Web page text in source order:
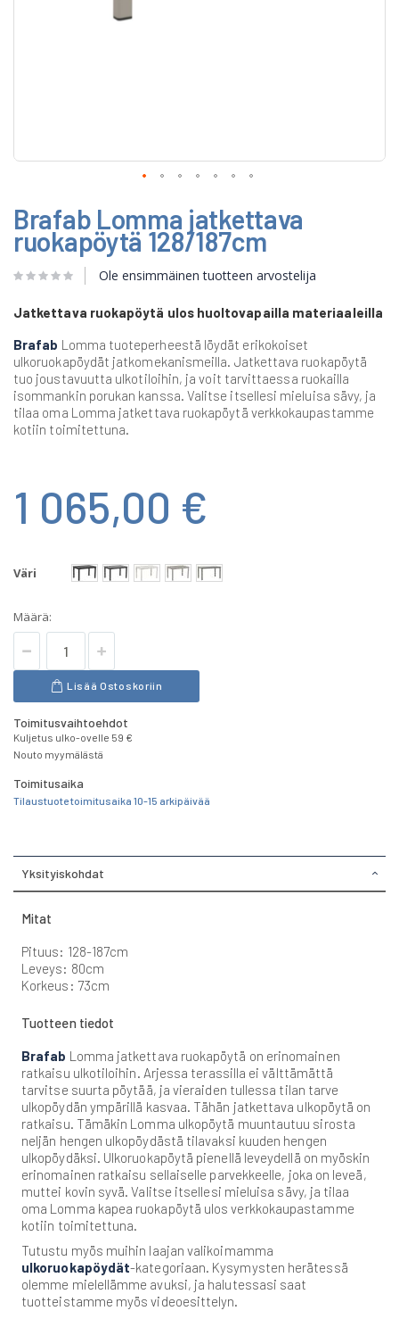
to
the
beginning
the
gallery
Brafab Lomma jatkettava
ruokapöytä 128/187cm
Ole ensimmäinen tuotteen arvostelija
Jatkettava ruokapöytä ulos huoltovapailla materiaaleilla
Brafab Lomma tuoteperheestä löydät erikokoiset
ulkoruokapöydät jatkomekanismeilla. Jatkettava ruokapöytä
tuo joustavuutta ulkotiloihin, ja voit tarvittaessa ruokailla
isommankin porukan kanssa. Valitse itsellesi mieluisa sävy, ja
tilaa oma Lomma jatkettava ruokapöytä verkkokaupastamme
kotiin toimitettuna.
1 065,00 €
Väri
Määrä:
Lisää Ostoskoriin
Toimitusvaihtoehdot
Kuljetus ulko-ovelle 59 €
Nouto myymälästä
Toimitusaika
Tilaustuote toimitusaika 10-15 arkipäivää
Yksityiskohdat
Mitat
Pituus: 128-187cm
Leveys: 80cm
Korkeus: 73cm
Tuotteen tiedot
Brafab Lomma jatkettava ruokapöytä on erinomainen
ratkaisu ulkotiloihin. Arjessa terassilla ei välttämättä
tarvitse suurta pöytää, ja vieraiden tullessa tilan tarve
ulkopöydän ympärillä kasvaa. Tähän jatkettava ulkopöytä on
ratkaisu. Tämäkin Lomma ulkopöytä muuntautuu sirosta
neljän hengen ulkopöydästä tilavaksi kuuden hengen
ulkopöydäksi. Ulkoruokapöytä pienellä leveydellä on myöskin
erinomainen ratkaisu sellaiselle parvekkeelle, joka on leveä,
muttei kovin syvä. Valitse itsellesi mieluisa sävy, ja tilaa
oma Lomma kapea ruokapöytä ulos verkkokaupastamme
kotiin toimitettuna.
Tutustu myös muihin laajan valikoimamma
ulkoruokapöydät-kategoriaan. Kysymysten herätessä
olemme mielellämme avuksi, ja halutessasi saat
tuotteistamme myös videoesittelyn.